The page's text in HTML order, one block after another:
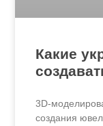
Какие
3D-
создания